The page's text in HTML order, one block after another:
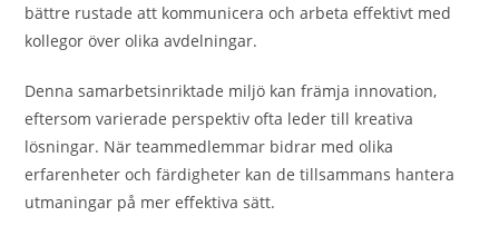
bättre rustade att kommunicera och arbeta effektivt med
kollegor över olika avdelningar.
Denna samarbetsinriktade miljö kan främja innovation,
eftersom varierade perspektiv ofta leder till kreativa
lösningar. När teammedlemmar bidrar med olika
erfarenheter och färdigheter kan de tillsammans hantera
utmaningar på mer effektiva sätt.